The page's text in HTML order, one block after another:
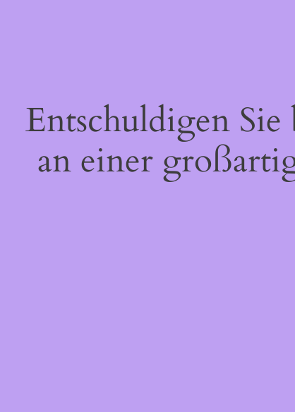
Entschuldigen
an einer